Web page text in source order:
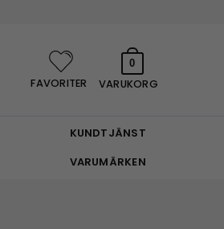
FAVORITER VARUKORG
0
KUNDTJÄNST
VARUMÄRKEN